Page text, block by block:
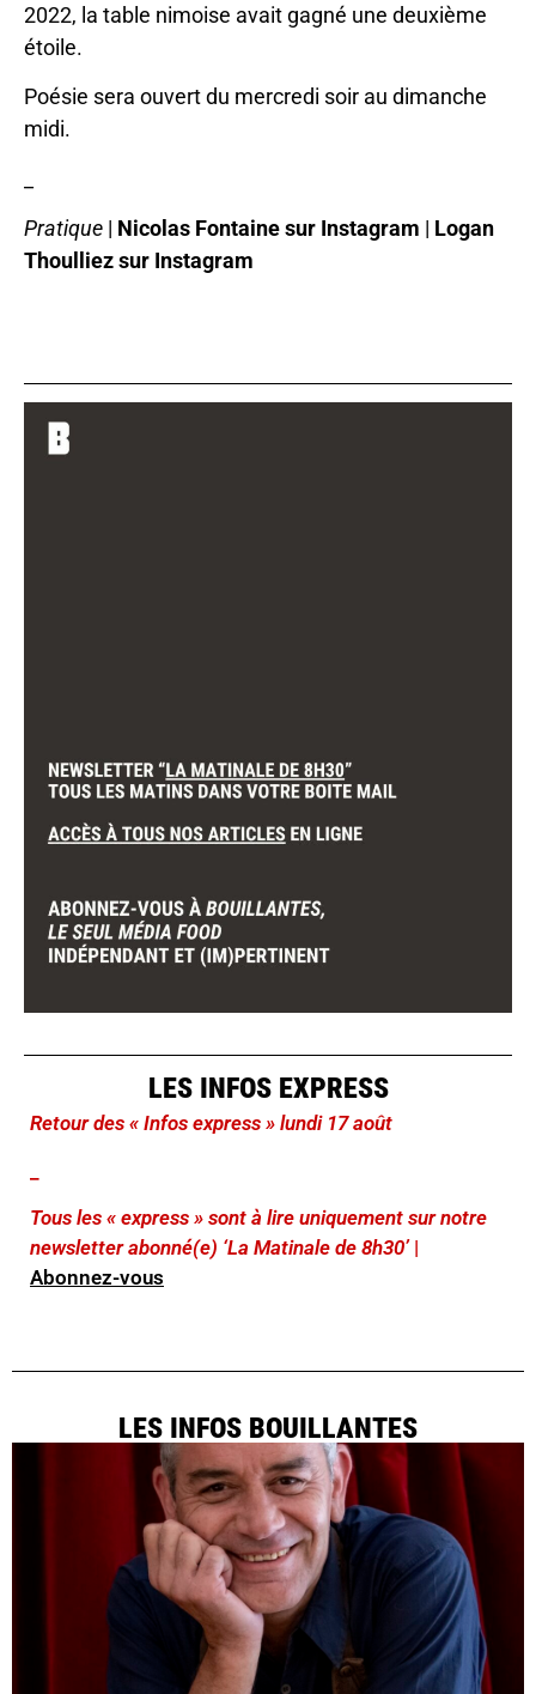
2022, la table nimoise avait gagné une deuxième
étoile.
Poésie sera ouvert du mercredi soir au dimanche
midi.
Pratique | Nicolas Fontaine sur Instagram | Logan
Thoulliez sur Instagram
LES INFOS EXPRESS
Retour des « Infos express » lundi 17 août
Tous les « express » sont à lire uniquement sur notre
newsletter abonné(e) ‘La Matinale de 8h30’ |
Abonnez-vous
LES INFOS BOUILLANTES